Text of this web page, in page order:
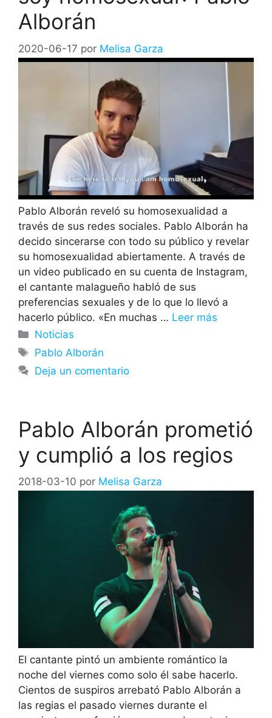
Alborán
2020-06-17 por Melisa Garza
Pablo Alborán reveló su homosexualidad a
través de sus redes sociales. Pablo Alborán ha
decido sincerarse con todo su público y revelar
su homosexualidad abiertamente. A través de
un video publicado en su cuenta de Instagram,
el cantante malagueño habló de sus
preferencias sexuales y de lo que lo llevó a
hacerlo público. «En muchas … Leer más
Categorías
Noticias
Etiquetas
Pablo Alborán
Deja un comentario
Pablo Alborán prometió
y cumplió a los regios
2018-03-10 por Melisa Garza
El cantante pintó un ambiente romántico la
noche del viernes como solo él sabe hacerlo.
Cientos de suspiros arrebató Pablo Alborán a
las regias el pasado viernes durante el